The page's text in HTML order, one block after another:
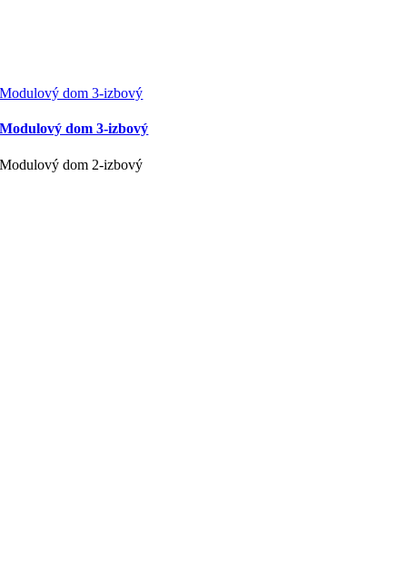
Modulový dom 3-izbový
Modulový dom 3-izbový
Modulový dom 2-izbový